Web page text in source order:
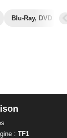
Blu-Ray, DVD
: TF1